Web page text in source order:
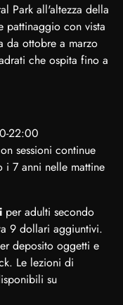
Park all'altezza della
pattinaggio con vista
da ottobre a marzo
che ospita fino a
22:00
sessioni continue
i 7 anni nelle mattine
per adulti secondo
9 dollari aggiuntivi.
deposito oggetti e
Le lezioni di
su